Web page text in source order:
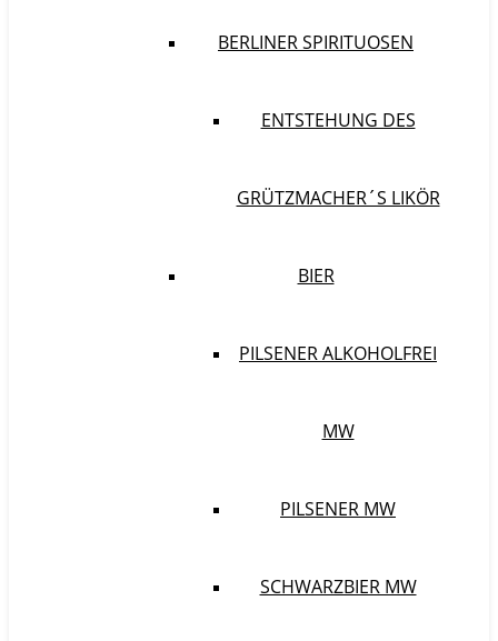
BERLINER SPIRITUOSEN
ENTSTEHUNG DES
GRÜTZMACHER´S LIKÖR
BIER
PILSENER ALKOHOLFREI
MW
PILSENER MW
SCHWARZBIER MW